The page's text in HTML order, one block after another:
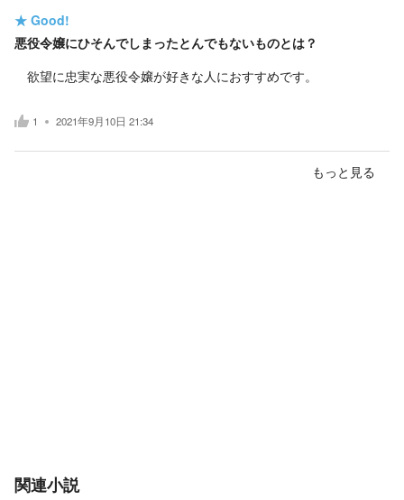
★ Good!
悪役令嬢にひそんでしまったとんでもないものとは？
欲望に忠実な悪役令嬢が好きな人におすすめです。
1 2021年9月10日 21:34
もっと見る
関連小説